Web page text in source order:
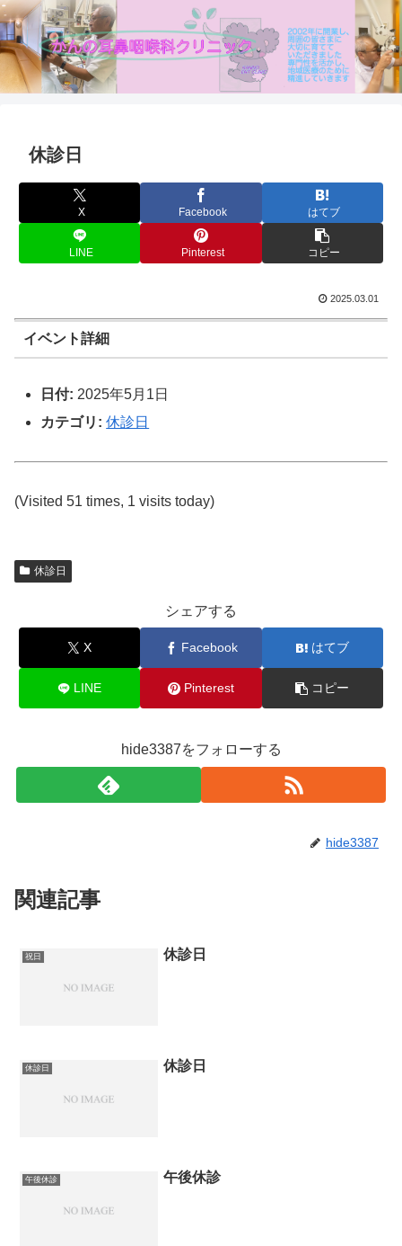
休診日
X Facebook はてブ
LINE Pinterest コピー
2025.03.01
イベント詳細
日付: 2025年5月1日
カテゴリ: 休診日
(Visited 51 times, 1 visits today)
休診日
シェアする
X Facebook はてブ
LINE Pinterest コピー
hide3387をフォローする
hide3387
関連記事
祝日 休診日
休診日 休診日
午後休診 午後休診